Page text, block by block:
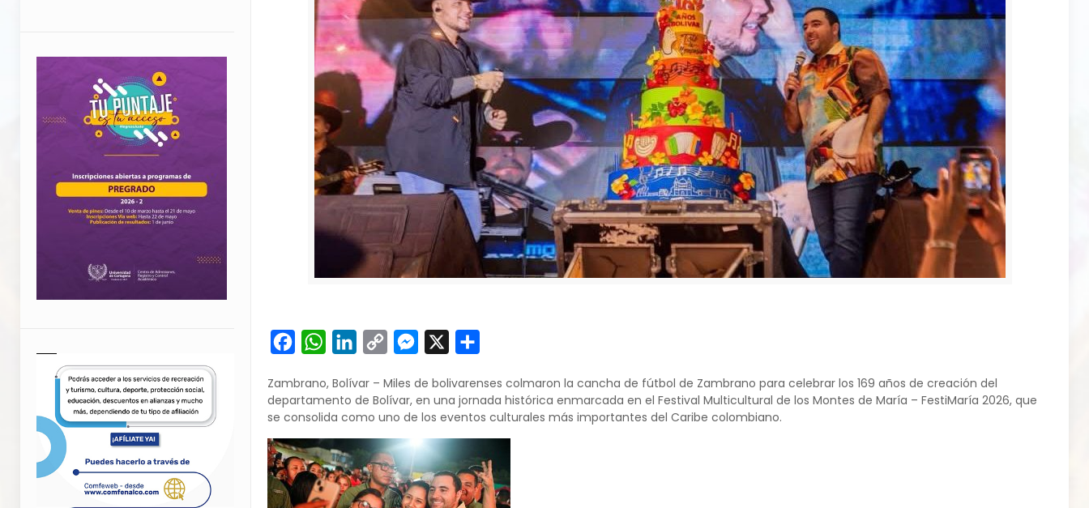
FacebookWhatsAppLinkedIn
Copy
Messenger
Zambrano, Bolívar – Miles de bolivarenses colmaron la cancha de fútbol de Zambrano para celebrar los 169 años de creación del
departamento de Bolívar, en una jornada histórica enmarcada en el Festival Multicultural de los Montes de María – FestiMaría 2026, que
se consolida como uno de los eventos culturales más importantes del Caribe colombiano.